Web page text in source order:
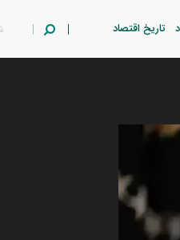
تاریخ اقتصاد